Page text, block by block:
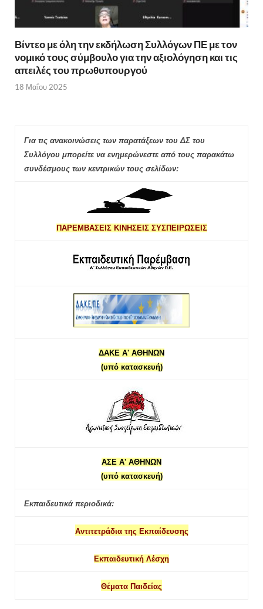
Βίντεο με όλη την εκδήλωση Συλλόγων ΠΕ με τον
νομικό τους σύμβουλο για την αξιολόγηση και τις
απειλές του πρωθυπουργού
18 Μαΐου 2025
Για τις ανακοινώσεις των παρατάξεων του ΔΣ του
Συλλόγου μπορείτε να ενημερώνεστε από τους παρακάτω
συνδέσμους των κεντρικών τους σελίδων:
ΠΑΡΕΜΒΑΣΕΙΣ ΚΙΝΗΣΕΙΣ ΣΥΣΠΕΙΡΩΣΕΙΣ
ΔΑΚΕ Α' ΑΘΗΝΩΝ
(υπό κατασκευή)
ΑΣΕ Α' ΑΘΗΝΩΝ
(υπό κατασκευή)
Εκπαιδευτικά περιοδικά:
Αντιτετράδια της Εκπαίδευσης
Εκπαιδευτική Λέσχη
Θέματα Παιδείας